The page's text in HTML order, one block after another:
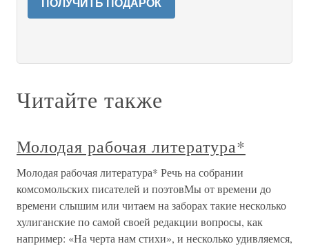
ПОЛУЧИТЬ ПОДАРОК
Читайте также
Молодая рабочая литература*
Молодая рабочая литература* Речь на собрании
комсомольских писателей и поэтовМы от времени до
времени слышим или читаем на заборах такие несколько
хулиганские по самой своей редакции вопросы, как
например: «На черта нам стихи», и несколько удивляемся,